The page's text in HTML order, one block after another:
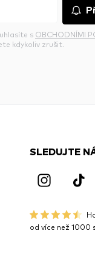
s OBCHODNÍMI
kdykoliv zrušit.
SLEDUJTE
od více než 1000